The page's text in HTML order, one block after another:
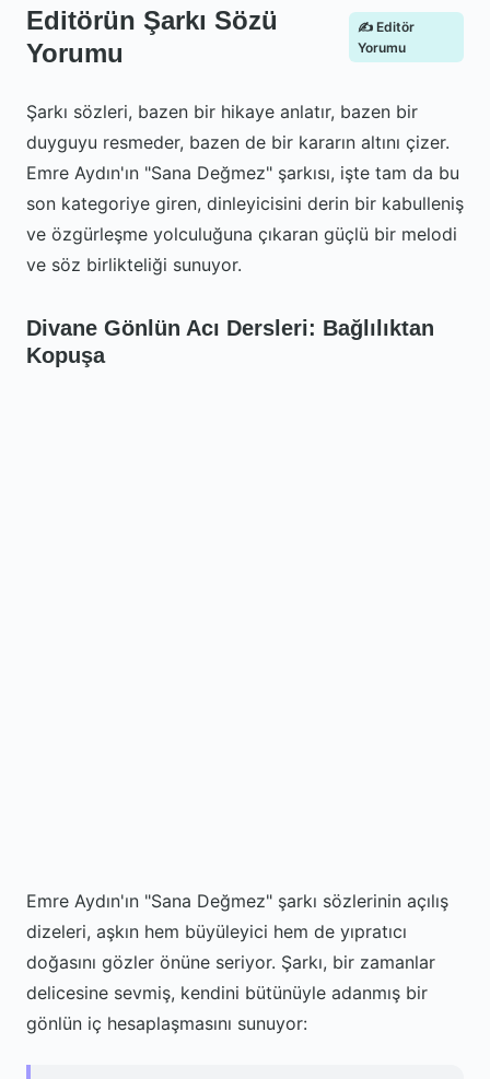
Editörün Şarkı Sözü
Yorumu
✍️ Editör
Yorumu
Şarkı sözleri, bazen bir hikaye anlatır, bazen bir
duyguyu resmeder, bazen de bir kararın altını çizer.
Emre Aydın'ın "Sana Değmez" şarkısı, işte tam da bu
son kategoriye giren, dinleyicisini derin bir kabulleniş
ve özgürleşme yolculuğuna çıkaran güçlü bir melodi
ve söz birlikteliği sunuyor.
Divane Gönlün Acı Dersleri: Bağlılıktan
Kopuşa
Emre Aydın'ın "Sana Değmez" şarkı sözlerinin açılış
dizeleri, aşkın hem büyüleyici hem de yıpratıcı
doğasını gözler önüne seriyor. Şarkı, bir zamanlar
delicesine sevmiş, kendini bütünüyle adanmış bir
gönlün iç hesaplaşmasını sunuyor: